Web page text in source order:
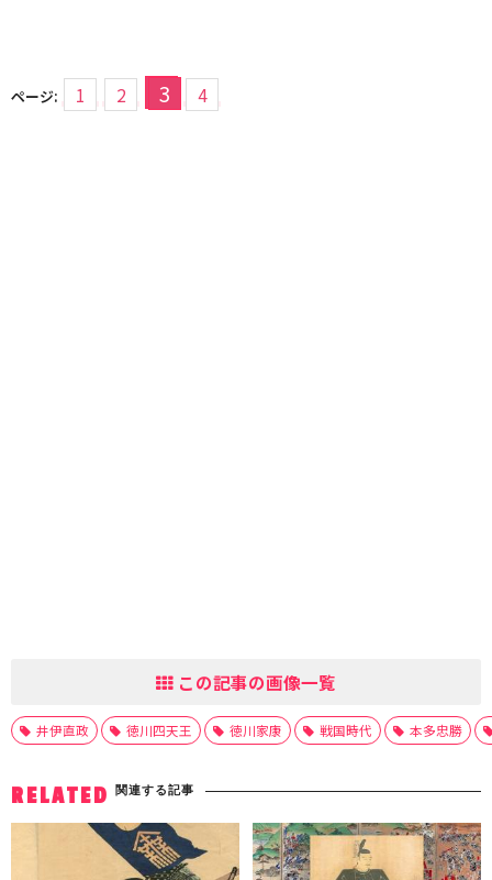
ページ: 1 2 3 4
この記事の画像一覧
井伊直政 徳川四天王 徳川家康 戦国時代 本多忠勝
RELATED 関連する記事